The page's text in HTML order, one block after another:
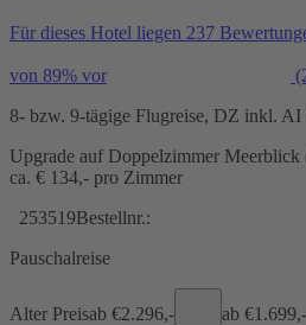
Für dieses Hotel liegen 237
von 89% vor
8- bzw. 9-tägige Flugreise, DZ inkl. AI
Upgrade auf Doppelzimmer
ca. € 134,- pro Zimmer
253519Bestellnr.:
Pauschalreise
Alter Preisab €2.296,- ab €1.699,-